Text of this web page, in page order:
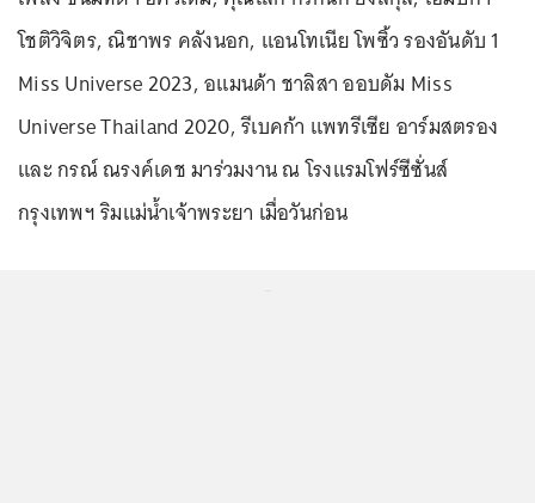
โชติวิจิตร, ณิชาพร คลังนอก, แอนโทเนีย โพซิ้ว รองอันดับ 1
Miss Universe 2023, อแมนด้า ชาลิสา ออบดัม Miss
Universe Thailand 2020, รีเบคก้า แพทรีเซีย อาร์มสตรอง
และ กรณ์ ณรงค์เดช มาร่วมงาน ณ โรงแรมโฟร์ซีซั่นส์
กรุงเทพฯ ริมแม่น้ำเจ้าพระยา เมื่อวันก่อน